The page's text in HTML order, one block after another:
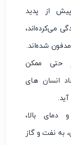
از پدید
می‌کرده‌اند،
شده‌اند.
حتی ممکن
انسان های
بالا،
به نفت و گاز